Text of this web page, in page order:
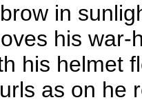
in
his war-
his helmet
as on he